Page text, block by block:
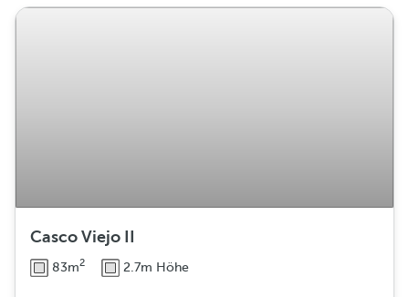
Casco Viejo II
83m2 2.7m Höhe